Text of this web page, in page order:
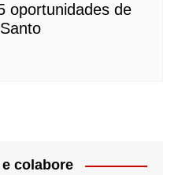
oportunidades de
colabore